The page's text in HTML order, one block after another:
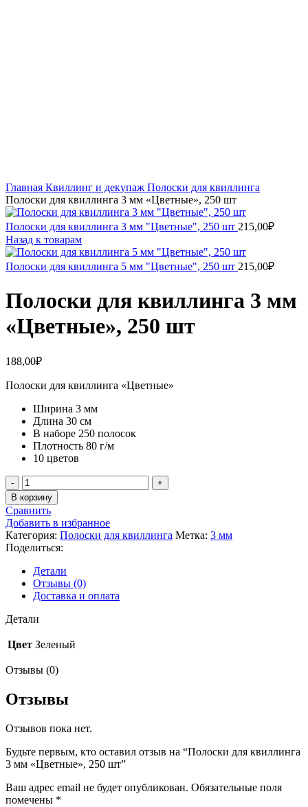
Главная Квиллинг и декупаж Полоски для квиллинга
Полоски для квиллинга 3 мм «Цветные», 250 шт
Полоски для квиллинга 3 мм "Цветные", 250 шт 215,00₽
Назад к товарам
Полоски для квиллинга 5 мм "Цветные", 250 шт 215,00₽
Полоски для квиллинга 3 мм
«Цветные», 250 шт
188,00₽
Полоски для квиллинга «Цветные»
Ширина 3 мм
Длина 30 см
В наборе 250 полосок
Плотность 80 г/м
10 цветов
Количество
товара
Полоски
для
квиллинга
3
мм
"Цветные",
250
шт
В корзину
Сравнить
Добавить в избранное
Категория: Полоски для квиллинга Метка: 3 мм
Поделиться:
Детали
Отзывы (0)
Доставка и оплата
Детали
Цвет Зеленый
Отзывы (0)
Отзывы
Отзывов пока нет.
Будьте первым, кто оставил отзыв на “Полоски для квиллинга
3 мм «Цветные», 250 шт”
Ваш адрес email не будет опубликован. Обязательные поля
помечены *